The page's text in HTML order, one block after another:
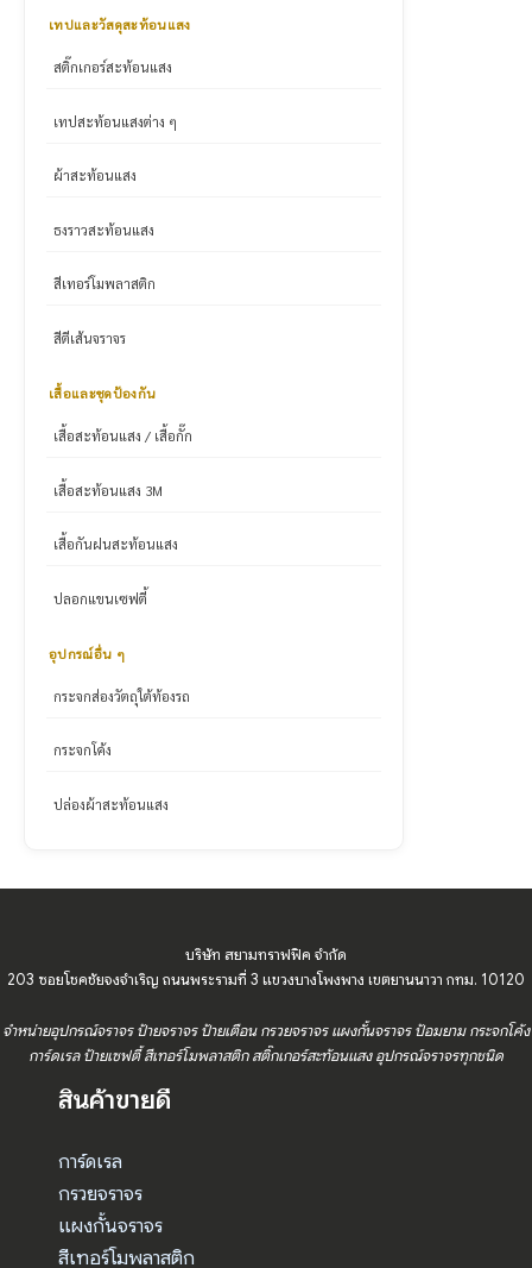
เทปและวัสดุสะท้อนแสง
สติ๊กเกอร์สะท้อนแสง
เทปสะท้อนแสงต่าง ๆ
ผ้าสะท้อนแสง
ธงราวสะท้อนแสง
สีเทอร์โมพลาสติก
สีตีเส้นจราจร
เสื้อและชุดป้องกัน
เสื้อสะท้อนแสง / เสื้อกั๊ก
เสื้อสะท้อนแสง 3M
เสื้อกันฝนสะท้อนแสง
ปลอกแขนเซฟตี้
อุปกรณ์อื่น ๆ
กระจกส่องวัตถุใต้ท้องรถ
กระจกโค้ง
ปล่องผ้าสะท้อนแสง
บริษัท สยามทราฟฟิค จำกัด
203 ซอยโชคชัยจงจำเริญ ถนนพระรามที่ 3 แขวงบางโพงพาง เขตยานนาวา กทม. 10120
จำหน่ายอุปกรณ์จราจร ป้ายจราจร ป้ายเตือน กรวยจราจร แผงกั้นจราจร ป้อมยาม กระจกโค้ง
การ์ดเรล ป้ายเซฟตี้ สีเทอร์โมพลาสติก สติ๊กเกอร์สะท้อนแสง อุปกรณ์จราจรทุกชนิด
สินค้าขายดี
การ์ดเรล
กรวยจราจร
แผงกั้นจราจร
สีเทอร์โมพลาสติก